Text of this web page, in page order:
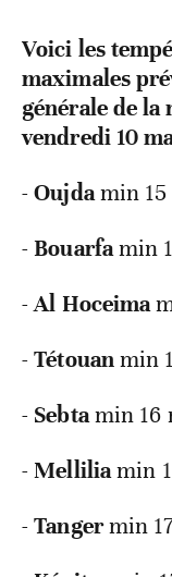
Voici les
maximales
générale de
vendredi 10
-Oujdamin
-Bouarfamin
-Al Hoceima
-Tétouanmin
- Sebtamin 16
-Melliliamin
-Tangermin